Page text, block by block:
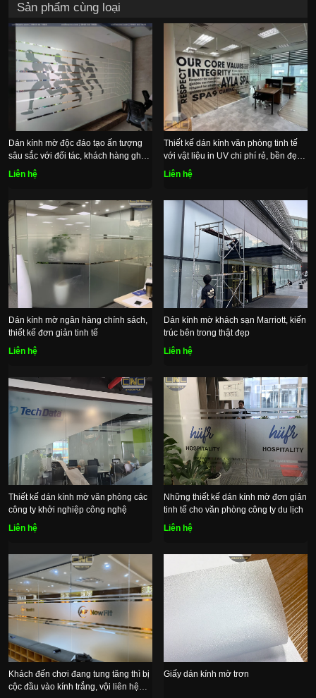
Sản phẩm cùng loại
Dán kính mờ độc đáo tạo ấn tượng
sâu sắc với đối tác, khách hàng ghé
thăm
Liên hệ
Thiết kế dán kính văn phòng tinh tế
với vật liệu in UV chi phí rẻ, bền đẹp
lâu dài
Liên hệ
Dán kính mờ ngân hàng chính sách,
thiết kế đơn giản tinh tế
Liên hệ
Dán kính mờ khách sạn Marriott, kiến
trúc bên trong thật đẹp
Liên hệ
Thiết kế dán kính mờ văn phòng các
công ty khởi nghiệp công nghệ
Liên hệ
Những thiết kế dán kính mờ đơn giản
tinh tế cho văn phòng công ty du lịch
Liên hệ
Khách đến chơi đang tung tăng thì bị
cộc đầu vào kính trắng, vội liên hệ
Giấy dán kính mờ trơn